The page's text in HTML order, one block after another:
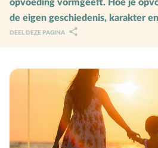
Ruimte door regels
Verschillend begaafd
Mediaopvoeding
Kind & Ouder
Samen in gesprek
opvoeding vormgeeft. Hoe je
de eigen geschiedenis, karakter
DEEL DEZE PAGINA